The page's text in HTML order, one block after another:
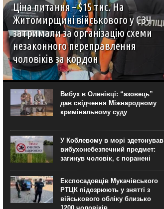
Ціна питання – $15 тис. На
Житомирщині військового у СЗЧ
затримали за організацію схеми
незаконного переправлення
чоловіків за кордон
У Житомирській області викрили організатора
схеми незаконного переправлення чоловіків
призовного віку через державний кордон
України. Як повідомили “Новинарні” в пресслужбі
Спеціалізованої прокуратури у сфері оборони
Центрального регіону, ним виявився...
Вибух в Оленівці: “азовець”
дав свідчення Міжнародному
кримінальному суду
У Коблевому в морі здетонував
вибухонебезпечний предмет:
загинув чоловік, є поранені
Експосадовців Мукачівського
РТЦК підозрюють у знятті з
військового обліку близько